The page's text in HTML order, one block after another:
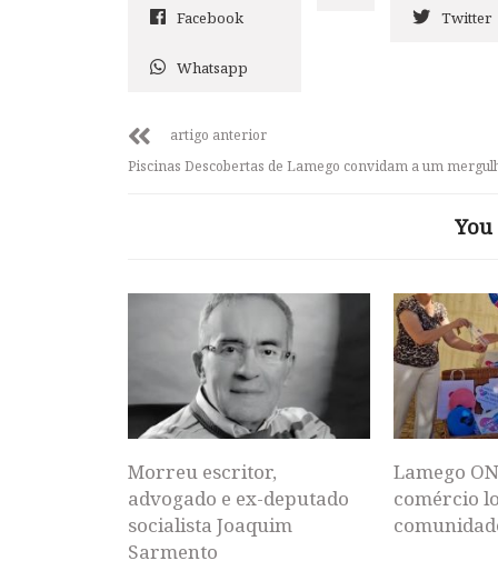
Facebook Twitter
Whatsapp
artigo anterior
Piscinas Descobertas de Lamego convidam a um
Morreu escritor,
advogado e ex-deputado
socialista Joaquim
Sarmento
Lamego
comércio